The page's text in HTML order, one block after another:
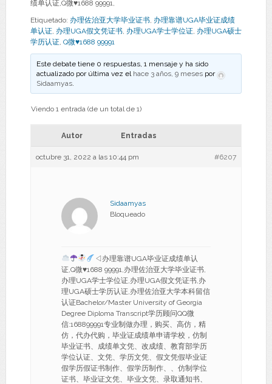
绩单认证,Q微♥1688 99991,
Etiquetado: 办理佐治亚大学毕业证书, 办理靠谱UGA毕业证成绩
单认证, 办理UGA假文凭证书, 办理UGA学士学位证, 办理UGA硕士
学历认证, Q微♥1688 99991
Este debate tiene 0 respuestas, 1 mensaje y ha sido
actualizado por última vez el hace 3 años, 9 meses por
Sidaamyas.
Viendo 1 entrada (de un total de 1)
Autor Entradas
octubre 31, 2022 a las 10:44 pm #6207
Sidaamyas
Bloqueado
◁办理靠谱UGA毕业证成绩单认
证,Q微♥1688 99991,办理佐治亚大学毕业证书,
办理UGA学士学位证,办理UGA假文凭证书,办
理UGA硕士学历认证,办理佐治亚大学本科留信
认证Bachelor/Master University of Georgia
Degree Diploma Transcript学历顾问QQ微
信:168899991专业制做办理，购买、高仿，精
仿，代办代购，毕业证成绩单申请学校，仿制
毕业证书、成绩单文凭、改成绩、教育部学历
学位认证、文凭、学历文凭、假文凭假毕业证
假学历假证书制作、假学历制作、、仿制学位
证书、毕业证文凭、毕业文凭、录取通知书、